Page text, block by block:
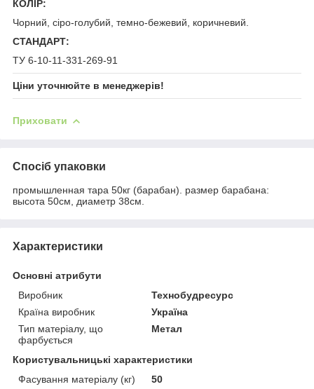
КОЛІР:
Чорний, сіро-голубий, темно-бежевий, коричневий.
СТАНДАРТ:
ТУ 6-10-11-331-269-91
Ціни уточнюйте в менеджерів!
Приховати
Спосіб упаковки
промышленная тара 50кг (барабан). размер барабана:
высота 50см, диаметр 38см.
Характеристики
Основні атрибути
Виробник
Технобудресурс
Країна виробник
Україна
Тип матеріалу, що
фарбується
Метал
Користувальницькі характеристики
Фасування матеріалу (кг)
50